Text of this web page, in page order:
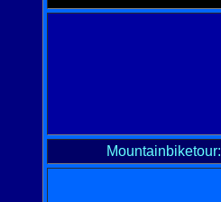
Mountainbiketour: